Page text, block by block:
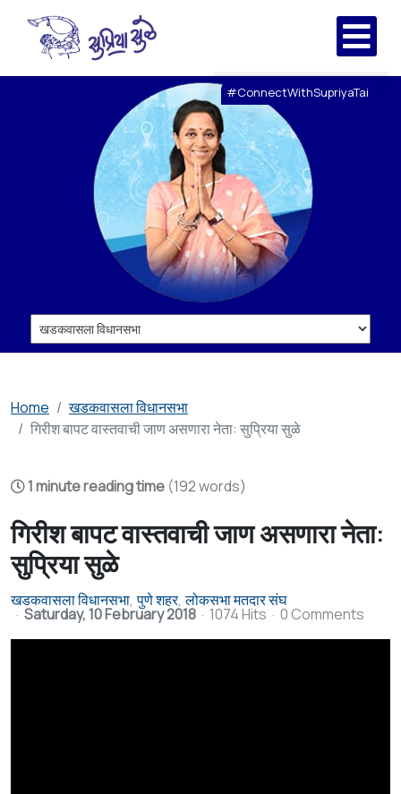
#ConnectWithSupriyaTai
Home
खडकवासला विधानसभा
गिरीश बापट वास्तवाची जाण असणारा नेता: सुप्रिया सुळे
1 minute reading time (192 words)
गिरीश बापट वास्तवाची जाण असणारा नेता:
सुप्रिया सुळे
खडकवासला विधानसभा पुणे शहर लोकसभा मतदार संघ
Saturday, 10 February 2018 1074 Hits 0 Comments